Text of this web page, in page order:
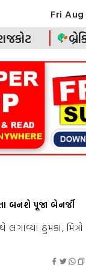
Fri
બનશે પૂજા બેનર્જી
ઠુમકા, મિત્રો